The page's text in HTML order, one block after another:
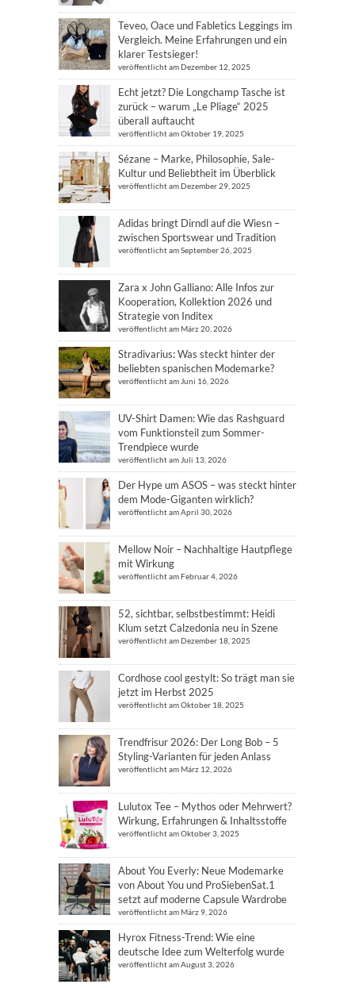
Teveo, Oace und Fabletics Leggings im
Vergleich. Meine Erfahrungen und ein
klarer Testsieger!
veröffentlicht am Dezember 12, 2025
Echt jetzt? Die Longchamp Tasche ist
zurück – warum „Le Pliage“ 2025
überall auftaucht
veröffentlicht am Oktober 19, 2025
Sézane – Marke, Philosophie, Sale-
Kultur und Beliebtheit im Überblick
veröffentlicht am Dezember 29, 2025
Adidas bringt Dirndl auf die Wiesn –
zwischen Sportswear und Tradition
veröffentlicht am September 26, 2025
Zara x John Galliano: Alle Infos zur
Kooperation, Kollektion 2026 und
Strategie von Inditex
veröffentlicht am März 20, 2026
Stradivarius: Was steckt hinter der
beliebten spanischen Modemarke?
veröffentlicht am Juni 16, 2026
UV-Shirt Damen: Wie das Rashguard
vom Funktionsteil zum Sommer-
Trendpiece wurde
veröffentlicht am Juli 13, 2026
Der Hype um ASOS – was steckt hinter
dem Mode-Giganten wirklich?
veröffentlicht am April 30, 2026
Mellow Noir – Nachhaltige Hautpflege
mit Wirkung
veröffentlicht am Februar 4, 2026
52, sichtbar, selbstbestimmt: Heidi
Klum setzt Calzedonia neu in Szene
veröffentlicht am Dezember 18, 2025
Cordhose cool gestylt: So trägt man sie
jetzt im Herbst 2025
veröffentlicht am Oktober 18, 2025
Trendfrisur 2026: Der Long Bob – 5
Styling-Varianten für jeden Anlass
veröffentlicht am März 12, 2026
Lulutox Tee – Mythos oder Mehrwert?
Wirkung, Erfahrungen & Inhaltsstoffe
veröffentlicht am Oktober 3, 2025
About You Everly: Neue Modemarke
von About You und ProSiebenSat.1
setzt auf moderne Capsule Wardrobe
veröffentlicht am März 9, 2026
Hyrox Fitness-Trend: Wie eine
deutsche Idee zum Welterfolg wurde
veröffentlicht am August 3, 2026